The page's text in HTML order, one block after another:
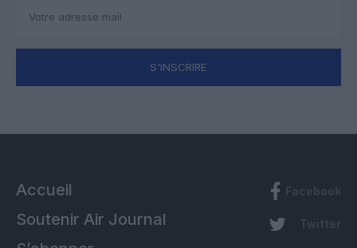
S'INSCRIRE
Accueil
Soutenir Air Journal